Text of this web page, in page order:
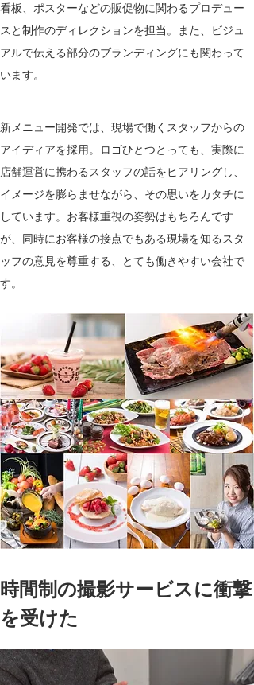
看板、ポスターなどの販促物に関わるプロデュー
スと制作のディレクションを担当。また、ビジュ
アルで伝える部分のブランディングにも関わって
います。
新メニュー開発では、現場で働くスタッフからの
アイディアを採用。ロゴひとつとっても、実際に
店舗運営に携わるスタッフの話をヒアリングし、
イメージを膨らませながら、その思いをカタチに
しています。お客様重視の姿勢はもちろんです
が、同時にお客様の接点でもある現場を知るスタ
ッフの意見を尊重する、とても働きやすい会社で
す。
時間制の撮影サービスに衝撃
を受けた